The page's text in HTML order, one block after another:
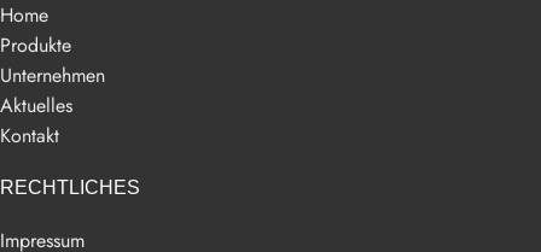
Home
Produkte
Unternehmen
Aktuelles
Kontakt
RECHTLICHES
Impressum